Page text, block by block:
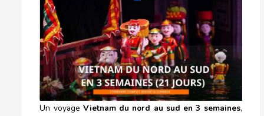
Un voyage Vietnam du nord au sud en 3 semaines,